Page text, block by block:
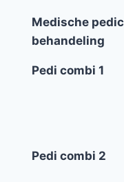
Medische
behandeling
Pedi combi 1
Pedi combi 2